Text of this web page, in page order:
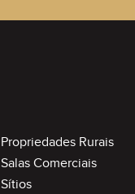
Propriedades Rurais
Salas Comerciais
Sítios